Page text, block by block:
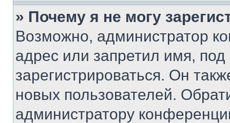
» Почему я не могу
Возможно, администратор
адрес или запретил имя,
зарегистрироваться. Он
новых пользователей.
администратору